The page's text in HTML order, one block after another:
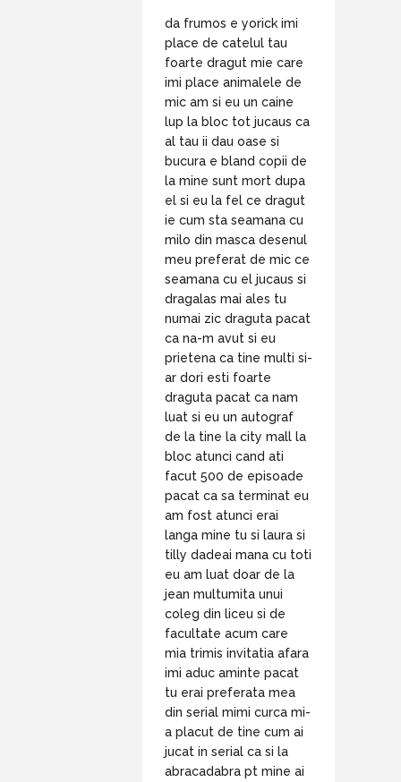
da frumos e yorick imi
place de catelul tau
foarte dragut mie care
imi place animalele de
mic am si eu un caine
lup la bloc tot jucaus ca
al tau ii dau oase si
bucura e bland copii de
la mine sunt mort dupa
el si eu la fel ce dragut
ie cum sta seamana cu
milo din masca desenul
meu preferat de mic ce
seamana cu el jucaus si
dragalas mai ales tu
numai zic draguta pacat
ca na-m avut si eu
prietena ca tine multi si-
ar dori esti foarte
draguta pacat ca nam
luat si eu un autograf
de la tine la city mall la
bloc atunci cand ati
facut 500 de episoade
pacat ca sa terminat eu
am fost atunci erai
langa mine tu si laura si
tilly dadeai mana cu toti
eu am luat doar de la
jean multumita unui
coleg din liceu si de
facultate acum care
mia trimis invitatia afara
imi aduc aminte pacat
tu erai preferata mea
din serial mimi curca mi-
a placut de tine cum ai
jucat in serial ca si la
abracadabra pt mine ai